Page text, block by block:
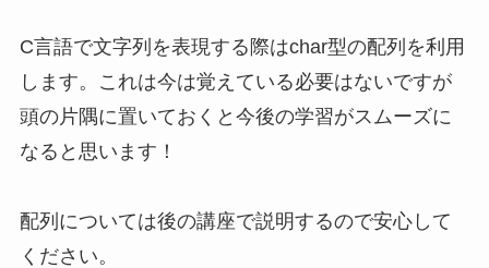
C言語で文字列を表現する際はchar型の配列を利用
します。これは今は覚えている必要はないですが
頭の片隅に置いておくと今後の学習がスムーズに
なると思います！
配列については後の講座で説明するので安心して
ください。